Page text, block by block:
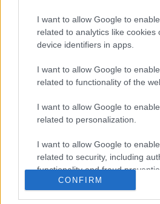
I want to allow Google to
related to analytics like cookies
device identifiers in apps.
I want to allow Google to
related to functionality of the
I want to allow Google to
related to personalization.
I want to allow Google to
related to security, including
functionality and fraud
user protection.
CONFIRM
Gyermekkorom
- Ajándék jogalkotás
legelevenebben a rovat
szempontból fura személyek is
Gyermekkorom
- Bevezetés
Kabos.•2016. január 11.